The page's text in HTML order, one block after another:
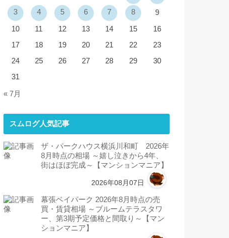
3 4 5 6 7 8 9
10 11 12 13 14 15
16
17
18 19 20 21 22
23
24
25 26 27 28 29
30
31
« 7月
スムログ人気記事
ザ・パークハウス横浜川和町 2026年
8月時点の相場 ～嬉し泣きから4年、
街はほぼ完成～【マンションマニア】
2026年08月07日
幕張ベイパーク 2026年8月時点の売
買・賃貸相場 ～ブルームテラスタワ
ー、第3期予定価格と間取り～【マン
ションマニア】